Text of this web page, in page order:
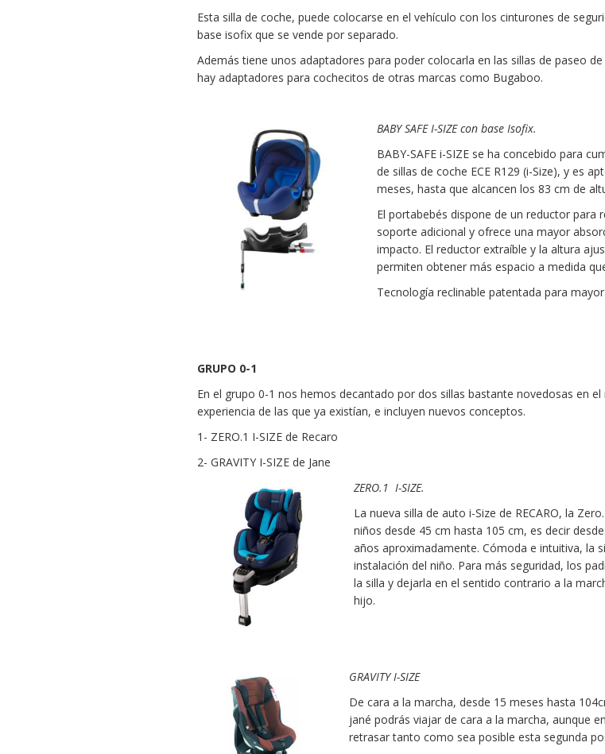
Esta silla de coche, puede colocarse en el vehículo con los cinturones de
base isofix que se vende por separado.
Además tiene unos adaptadores para poder colocarla en las sillas de paseo
hay adaptadores para cochecitos de otras marcas como Bugaboo.
BABY SAFE I-SIZE con base Isofix.
BABY-SAFE i-SIZE se ha concebido para
de sillas de coche ECE R129 (i-Size), y es
meses, hasta que alcancen los 83 cm de
El portabebés dispone de un reductor para
soporte adicional y ofrece una mayor
impacto. El reductor extraíble y la altura
permiten obtener más espacio a medida
Tecnología reclinable patentada para
GRUPO 0-1
En el grupo 0-1 nos hemos decantado por dos sillas bastante novedosas en
experiencia de las que ya existían, e incluyen nuevos conceptos.
1- ZERO.1 I-SIZE de Recaro
2- GRAVITY I-SIZE de Jane
ZERO.1 I-SIZE.
La nueva silla de auto i-Size de RECARO, la
niños desde 45 cm hasta 105 cm, es decir
años aproximadamente. Cómoda e intuitiva, la
instalación del niño. Para más seguridad, los
la silla y dejarla en el sentido contrario a la
hijo.
GRAVITY I-SIZE
De cara a la marcha, desde 15 meses hasta
jané podrás viajar de cara a la marcha, aunque
retrasar tanto como sea posible esta segunda